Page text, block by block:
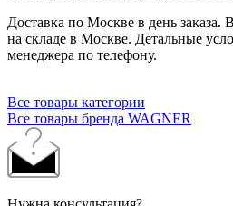
Доставка по Москве в день заказа.
на складе в Москве. Детальные
менеджера по телефону.
Все товары категории
Все товары бренда WAGNER